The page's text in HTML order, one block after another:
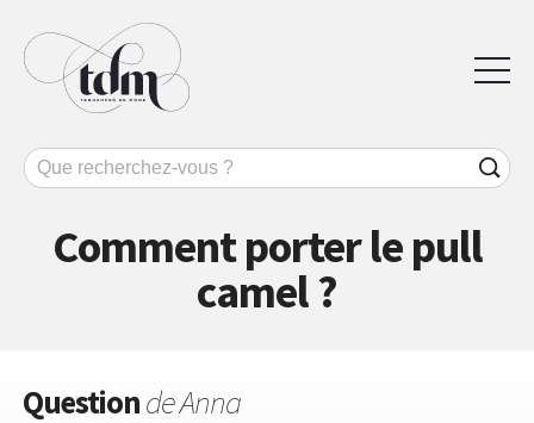
Comment porter le pull
camel ?
Questionde Anna